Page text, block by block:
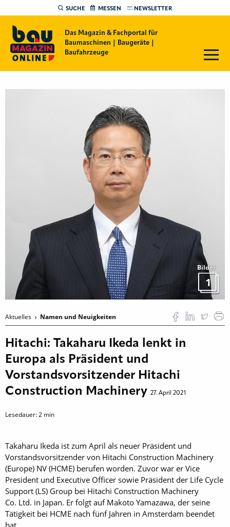
SUCHE MESSEN NEWSLETTER
Das Magazin & Fachportal für
Baumaschinen | Baugeräte |
Baufahrzeuge
Bilder
1
Aktuelles Namen und Neuigkeiten
Hitachi: Takaharu Ikeda lenkt in
Europa als Präsident und
Vorstandsvorsitzender Hitachi
Construction Machinery 27. April 2021
Lesedauer:2 min
Takaharu Ikeda ist zum April als neuer Präsident und
Vorstandsvorsitzender von Hitachi Construction Machinery
(Europe) NV (HCME) berufen worden. Zuvor war er Vice
President und Executive Officer sowie Präsident der Life Cycle
Support (LS) Group bei Hitachi Construction Machinery
Co. Ltd. in Japan. Er folgt auf Makoto Yamazawa, der seine
Tätigkeit bei HCME nach fünf Jahren in Amsterdam beendet